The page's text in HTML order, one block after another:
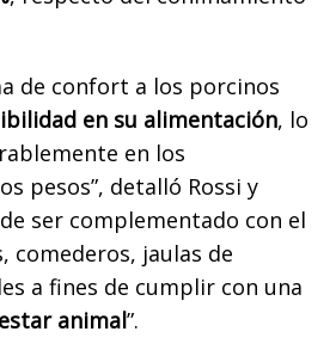
de confort a los porcinos
en su alimentación, lo
en los
pesos”, detalló Rossi y
ser complementado con el
comederos, jaulas de
a fines de cumplir con una
animal”.